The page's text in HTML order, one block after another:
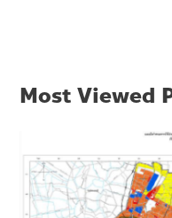
Most Viewed